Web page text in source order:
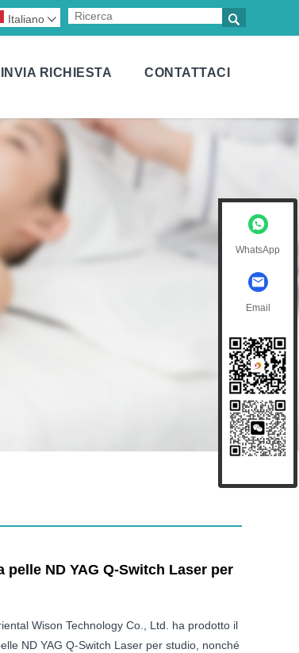

Italiano 
INVIA RICHIESTA CONTATTACI
pelle ND YAG Q-Switch Laser per
Wison Technology Co., Ltd. ha prodotto il
ND YAG Q-Switch Laser per studio, nonché
WhatsApp
Email